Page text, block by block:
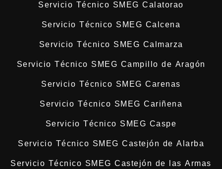
Servicio Técnico SMEG Calatorao
Servicio Técnico SMEG Calcena
Servicio Técnico SMEG Calmarza
Servicio Técnico SMEG Campillo de Aragón
Servicio Técnico SMEG Carenas
Servicio Técnico SMEG Cariñena
Servicio Técnico SMEG Caspe
Servicio Técnico SMEG Castejón de Alarba
Servicio Técnico SMEG Castejón de las Armas